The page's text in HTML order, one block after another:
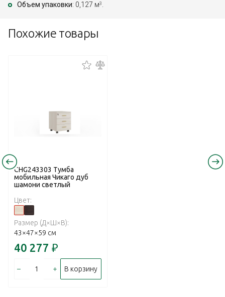
Объем упаковки: 0,127 м3 .
Похожие товары
CHG243303 Тумба
мобильная Чикаго дуб
шамони светлый
Цвет:
Размер (Д×Ш×В):
43×47×59 см
40 277 ₽
– + В корзину